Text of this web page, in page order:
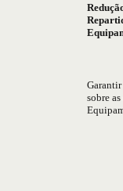
sobre